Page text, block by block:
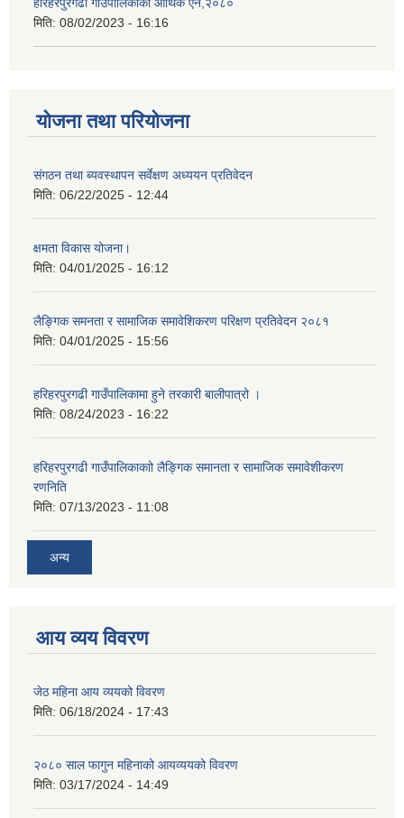
हरिहरपुरगढी गाउँपालिकाको आर्थिक ऐन,२०८०
मिति: 08/02/2023 - 16:16
योजना तथा परियोजना
संगठन तथा ब्यवस्थापन सर्वेक्षण अध्ययन प्रतिवेदन
मिति: 06/22/2025 - 12:44
क्षमता विकास योजना।
मिति: 04/01/2025 - 16:12
लैङ्गिक समनता र सामाजिक समावेशिकरण परिक्षण प्रतिवेदन २०८१
मिति: 04/01/2025 - 15:56
हरिहरपुरगढी गाउँपालिकामा हुने तरकारी बालीपात्रो ।
मिति: 08/24/2023 - 16:22
हरिहरपुरगढी गाउँपालिकाकाो लैङ्गिक समानता र सामाजिक समावेशीकरण
रणनिति
मिति: 07/13/2023 - 11:08
अन्य
आय व्यय विवरण
जेठ महिना आय व्ययको विवरण
मिति: 06/18/2024 - 17:43
२०८० साल फागुन महिनाको आयव्ययको विवरण
मिति: 03/17/2024 - 14:49